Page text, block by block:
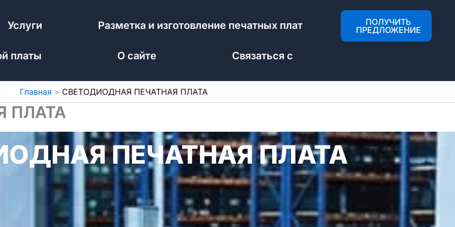
Услуги Разметка и изготовление печатных плат
платы О сайте Связаться с
ПОЛУЧИТЬ
ПРЕДЛОЖЕНИЕ
Главная СВЕТОДИОДНАЯ ПЕЧАТНАЯ ПЛАТА
ПЛАТА
ПЕЧАТНАЯ ПЛАТА